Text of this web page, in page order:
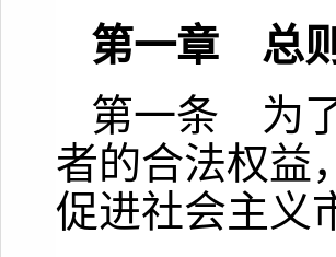
第一章 总则
第一条 为
者的合法权益
促进社会主义